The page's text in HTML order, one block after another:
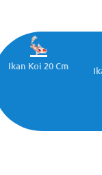
Ikan Koi 20 Cm